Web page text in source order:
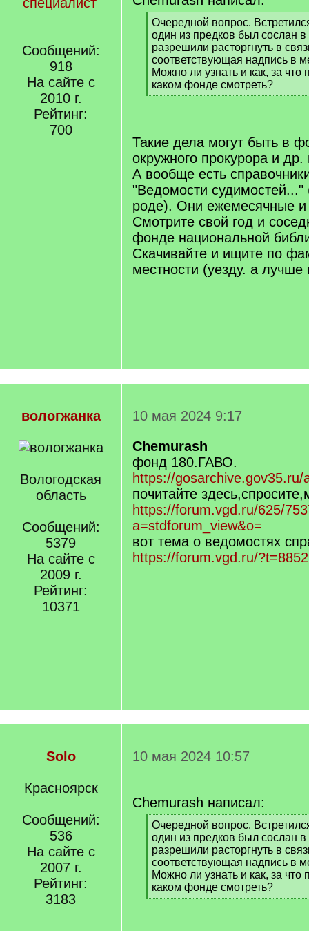
Сообщений:
918
На сайте с
2010 г.
Рейтинг:
700
[
q
]
Очередной вопрос.
один из предков был сослан
разрешили расторгнуть в
соответствующая надпись в
Можно ли узнать и как, за что
каком фонде смотреть?
[
Такие дела могут быть в
окружного прокурора и
А вообще есть
"Ведомости судимостей..."
роде). Они ежемесячные
Смотрите свой год и
фонде национальной
Скачивайте и ищите по
местности (уезду. а лучше
вологжанка
Вологодская
область
Сообщений:
5379
На сайте с
2009 г.
Рейтинг:
10371
10 мая 2024 9:17
Chemurash
фонд 180.ГАВО.
https://
почитайте
https://forum.vgd.ru/625/
a=stdforum_view&o=
вот тема о ведомостях
https://forum.vgd.ru/
Solo
Красноярск
Сообщений:
536
На сайте с
2007 г.
Рейтинг:
3183
10 мая 2024 10:57
Chemurash написал:
[
q
]
Очередной вопрос.
один из предков был сослан
разрешили расторгнуть в
соответствующая надпись в
Можно ли узнать и как, за что
каком фонде смотреть?
[